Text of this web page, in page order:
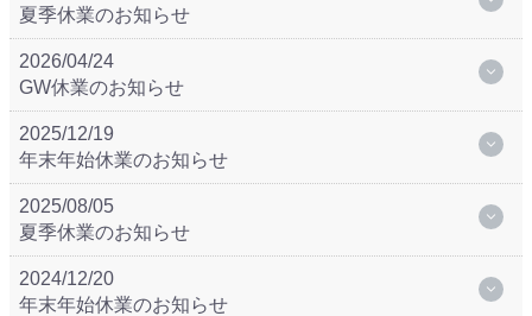
夏季休業のお知らせ
2026/04/24
GW休業のお知らせ
2025/12/19
年末年始休業のお知らせ
2025/08/05
夏季休業のお知らせ
2024/12/20
年末年始休業のお知らせ